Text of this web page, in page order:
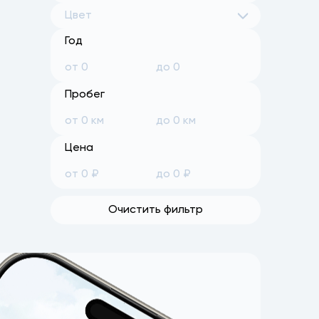
Цвет
Год
Пробег
Цена
Очистить фильтр